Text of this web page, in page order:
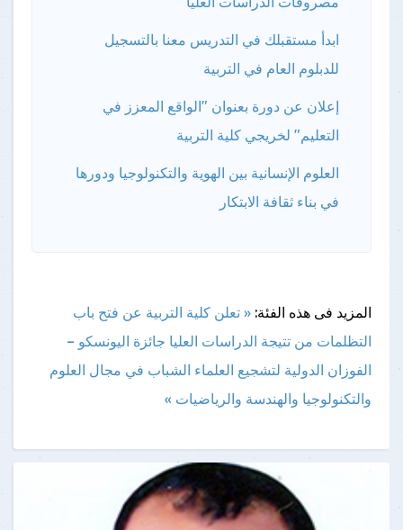
ابدأ مستقبلك في التدريس معنا بالتسجيل
للدبلوم العام في التربية
إعلان عن دورة بعنوان "الواقع المعزز في
التعليم" لخريجي كلية التربية
العلوم الإنسانية بين الهوية والتكنولوجيا ودورها
في بناء ثقافة الابتكار
المزيد فى هذه الفئة: « تعلن كلية التربية عن فتح باب
التظلمات من تتيجة الدراسات العليا جائزة اليونسكو –
الفوزان الدولية لتشجيع العلماء الشباب في مجال العلوم
والتكنولوجيا والهندسة والرياضيات »